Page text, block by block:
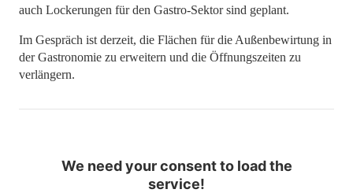
auch Lockerungen für den Gastro-Sektor sind geplant.
Im Gespräch ist derzeit, die Flächen für die Außenbewirtung in
der Gastronomie zu erweitern und die Öffnungszeiten zu
verlängern.
We need your consent to load the
service!